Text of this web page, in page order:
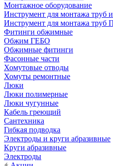
Монтажное оборудование
Инструмент для монтажа
Инструмент для монтажа
Фитинги обжимные
Обжим ГЕБО
Обжимные фитинги
Фасонные части
Хомутовые отводы
Хомуты ремонтные
Люки
Люки полимерные
Люки чугунные
Кабель греющий
Сантехника
Гибкая подводка
Электроды и круги абразивные
Круги абразивные
Электроды